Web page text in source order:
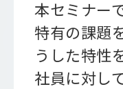
本セミナー
特有の課題
うした特性
社員に対し